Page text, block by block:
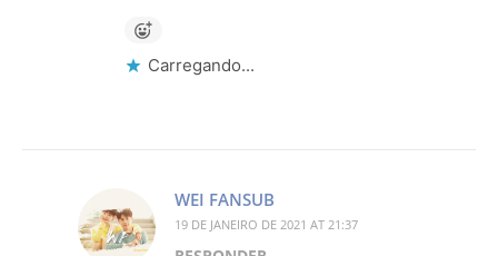
Carregando...
WEI FANSUB
19 DE JANEIRO DE 2021 AT 21:37